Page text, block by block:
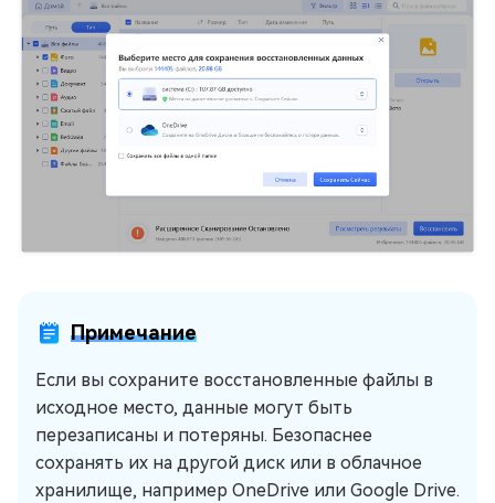
Примечание
Если вы сохраните восстановленные файлы в
исходное место, данные могут быть
перезаписаны и потеряны. Безопаснее
сохранять их на другой диск или в облачное
хранилище, например OneDrive или Google Drive.